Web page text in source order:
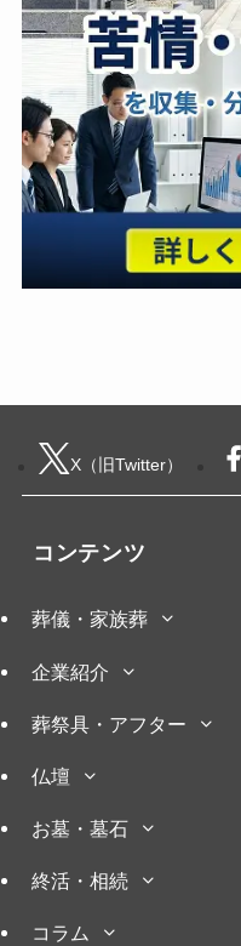
X（旧Twitter）
コンテンツ
葬儀・家族葬
企業紹介
葬祭具・アフター
仏壇
お墓・墓石
終活・相続
コラム